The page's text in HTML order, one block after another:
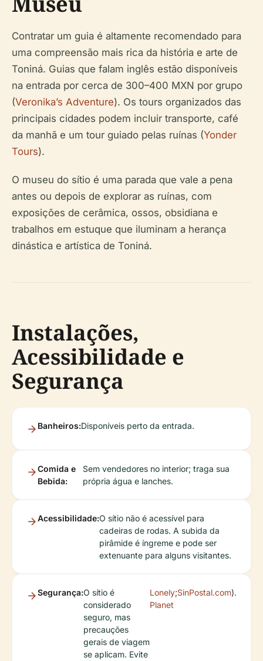
Contratar um guia é altamente recomendado para
uma compreensão mais rica da história e arte de
Toniná. Guias que falam inglês estão disponíveis
na entrada por cerca de 300–400 MXN por grupo
(Veronika’s Adventure). Os tours organizados das
principais cidades podem incluir transporte, café
da manhã e um tour guiado pelas ruínas (Yonder
Tours).
O museu do sítio é uma parada que vale a pena
antes ou depois de explorar as ruínas, com
exposições de cerâmica, ossos, obsidiana e
trabalhos em estuque que iluminam a herança
dinástica e artística de Toniná.
Instalações,
Acessibilidade e
Segurança
Banheiros:Disponíveis perto da entrada.
Comida e
Bebida:
Sem vendedores no interior; traga sua
própria água e lanches.
Acessibilidade:O sítio não é acessível para
cadeiras de rodas. A subida da
pirâmide é íngreme e pode ser
extenuante para alguns visitantes.
Segurança:O sítio é
considerado
seguro, mas
precauções
gerais de viagem
se aplicam. Evite
Lonely
Planet
;SinPostal.com).